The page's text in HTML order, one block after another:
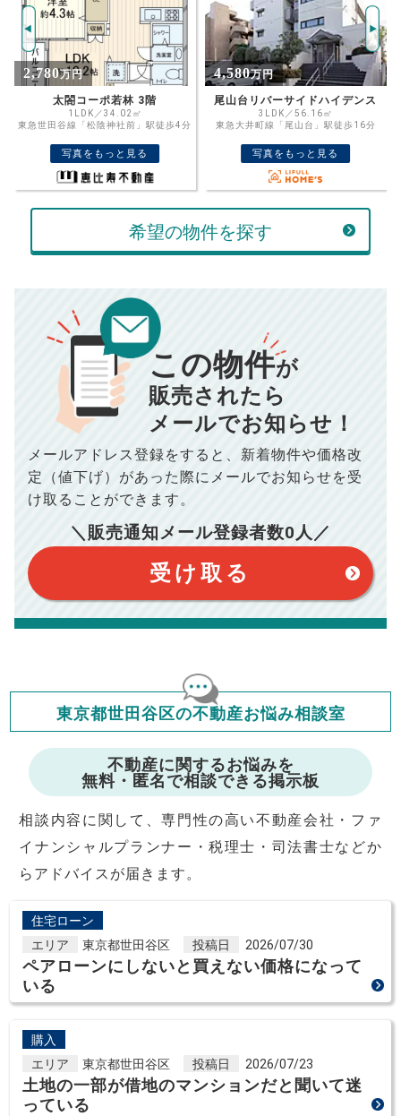
ボーナス
返済金額
頭金
万円
返済シミュレーション計算結果
毎月の支払額 円
総支払額
【注意事項】
このシミュレーターは元利均等返済方式で試算しています。
このシミュレーターは、四捨五入にて計算しております。
このシミュレーターはお借り入れの全期間で金利が変わらない設
定です。
ありません。
このシミュレーターをご利用された方の、いかなる損害について
も当社は一切責任を負いませんので、ご了承ください。
住宅ローンの種類によって、年収負担率は異なります。一般的に
ますが、お借り入れの際に各金融機関にご相談ください。
修繕費・管理費の計算もできます
万円 万円
計算する
売却にかかる費用
00万円
■抵当権抹消費用／0万円
手元に残るお金は
000万円
※シミュレーター結果はあくまでも概算であり、手残り金額を
保証するものではございません。
※上記売却費用には、住所変更登記の費用、引っ越し費用、住
宅ローンの一括繰上返済の手数料等は含まれておりませんの
で予めご了承ください。
※仲介手数料は宅地建物取引業法で定められた上限で計算して
おります。（物件価格×3%＋6万円＋消費税）
4,580万円
尾山台リバーサイドハイデンス
3LDK／56.16㎡
東急大井町線「尾山台」駅徒歩16分
写真をもっと見る
16,500万円
フューズ・コート１７５
2LDK+S（納戸）／74.45㎡
東急田園都市線「池尻大橋」駅徒歩11分
写真をもっと見る
希望の物件を探す
この物件が
販売されたら
メールでお知らせ！
メールアドレス登録をすると、 新着物件や価格改
定（値下げ）があった際に メールでお知らせを受
け取ることができます。
＼販売通知メール登録者数0人／
受け取る
東京都世田谷区の不動産お悩み相談室
不動産に関するお悩みを
無料・匿名で相談できる掲示板
相談内容に関して、専門性の高い不動産会社・ファ
イナンシャルプランナー・税理士・司法書士などか
らアドバイスが届きます。
住宅ローン
エリア
東京都世田谷区 投稿日 2026/07/30
ペアローンにしないと買えない価格になって
いる
購入
エリア
東京都世田谷区 投稿日 2026/07/23
土地の一部が借地のマンションだと聞いて迷
っている